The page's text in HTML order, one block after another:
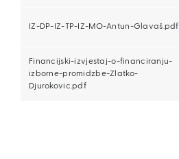
IZ-DP-IZ-TP-IZ-MO-Antun-Glavaš.pdf
Financijski-izvjestaj-o-financiranju-
izborne-promidzbe-Zlatko-
Djurokovic.pdf